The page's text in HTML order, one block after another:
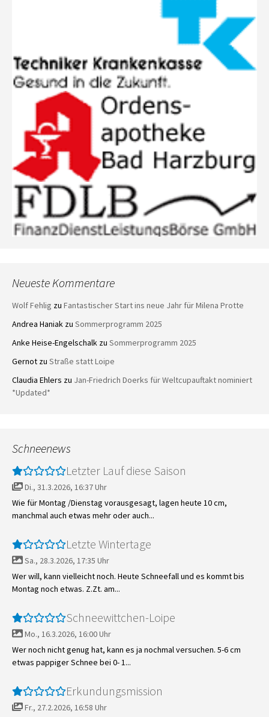
Neueste Kommentare
Wolf Fehlig zu Fantastischer Start ins neue Jahr für Milena Protte
Andrea Haniak zu Sommerprogramm 2025
Anke Heise-Engelschalk zu Sommerprogramm 2025
Gernot zu Straße statt Loipe
Claudia Ehlers zu Jan-Friedrich Doerks für Weltcupauftakt nominiert
*Updated*
Schneenews
Letzter Lauf diese Saison
Di., 31.3.2026, 16:37 Uhr
Wie für Montag /Dienstag vorausgesagt, lagen heute 10 cm,
manchmal auch etwas mehr oder auch...
Letzte Wintertage
Sa., 28.3.2026, 17:35 Uhr
Wer will, kann vielleicht noch. Heute Schneefall und es kommt bis
Montag noch etwas. Z.Zt. am...
Schneewittchen-Loipe
Mo., 16.3.2026, 16:00 Uhr
Wer noch nicht genug hat, kann es ja nochmal versuchen. 5-6 cm
etwas pappiger Schnee bei 0- 1...
Erkundungsmission
Fr., 27.2.2026, 16:58 Uhr